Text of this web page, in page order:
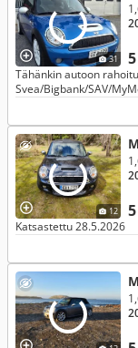
31
Tähänkin autoon
Svea/Bigbank/SAV/
12
Katsastettu 28.5.2026